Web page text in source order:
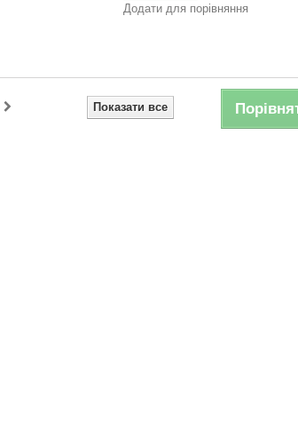
Додати для порівняння
Показати все